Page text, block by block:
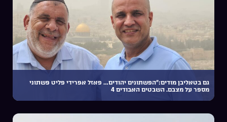
גם בטאליבן מודים:”הפשתונים יהודים… פאזל אפרידי פליט פשתוני
מספר על מצבם. השבטים האבודים 4